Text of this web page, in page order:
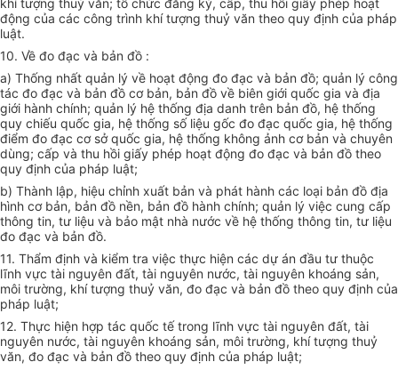
khí tượng thuỷ văn; tổ chức đăng ký, cấp, thu hồi giấy phép hoạt
động của các công trình khí tượng thuỷ văn theo quy định của pháp
luật.
10. Về đo đạc và bản đồ :
a) Thống nhất quản lý về hoạt động đo đạc và bản đồ; quản lý công
tác đo đạc và bản đồ cơ bản, bản đồ về biên giới quốc gia và địa
giới hành chính; quản lý hệ thống địa danh trên bản đồ, hệ thống
quy chiếu quốc gia, hệ thống số liệu gốc đo đạc quốc gia, hệ thống
điểm đo đạc cơ sở quốc gia, hệ thống không ảnh cơ bản và chuyên
dùng; cấp và thu hồi giấy phép hoạt động đo đạc và bản đồ theo
quy định của pháp luật;
b) Thành lập, hiệu chỉnh xuất bản và phát hành các loại bản đồ địa
hình cơ bản, bản đồ nền, bản đồ hành chính; quản lý việc cung cấp
thông tin, tư liệu và bảo mật nhà nước về hệ thống thông tin, tư liệu
đo đạc và bản đồ.
11. Thẩm định và kiểm tra việc thực hiện các dự án đầu tư thuộc
lĩnh vực tài nguyên đất, tài nguyên nước, tài nguyên khoáng sản,
môi trường, khí tượng thuỷ văn, đo đạc và bản đồ theo quy định của
pháp luật;
12. Thực hiện hợp tác quốc tế trong lĩnh vực tài nguyên đất, tài
nguyên nước, tài nguyên khoáng sản, môi trường, khí tượng thuỷ
văn, đo đạc và bản đồ theo quy định của pháp luật;